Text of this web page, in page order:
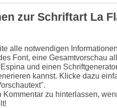
zur Schriftart La
alle notwendigen
Font, eine Gesamtvorschau
und einen
kannst. Klicke dazu
zu hinterlassen,